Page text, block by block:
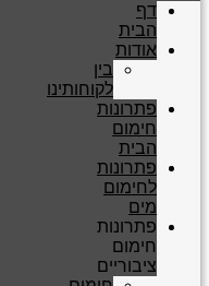
דף
הבית
אודות
בין
לקוחותינו
פתרונות
חימום
הבית
פתרונות
לחימום
מים
פתרונות
חימום
ציבוריים